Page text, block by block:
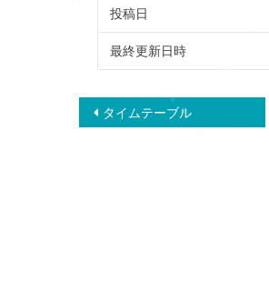
投稿日
最終更新日時
投タイムテーブル